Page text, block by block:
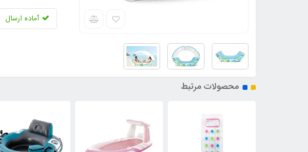
آماده ارسال
محصولات مرتبط